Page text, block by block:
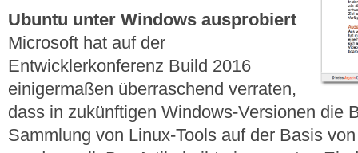
Ubuntu unter Windows ausprobiert
Microsoft hat auf der
Entwicklerkonferenz Build 2016
einigermaßen überraschend verraten,
dass in zukünftigen Windows-Versionen die
Sammlung von Linux-Tools auf der Basis